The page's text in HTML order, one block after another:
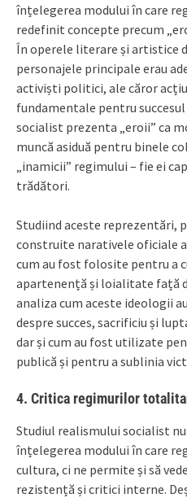
înțelegerea modului în care
redefinit concepte precum
În operele literare și artistice
personajele principale erau
activiști politici, ale căror
fundamentale pentru
socialist prezenta „eroii” ca
muncă asiduă pentru binele
„inamicii” regimului – fie ei
trădători.
Studiind aceste reprezentări,
construite narativele oficiale
cum au fost folosite pentru a
apartenență și loialitate față
analiza cum aceste ideologii
despre succes, sacrificiu și
dar și cum au fost utilizate
publică și pentru a sublinia
4. Critica regimurilor
Studiul realismului socialist
înțelegerea modului în care
cultura, ci ne permite și să
rezistență și critici interne.